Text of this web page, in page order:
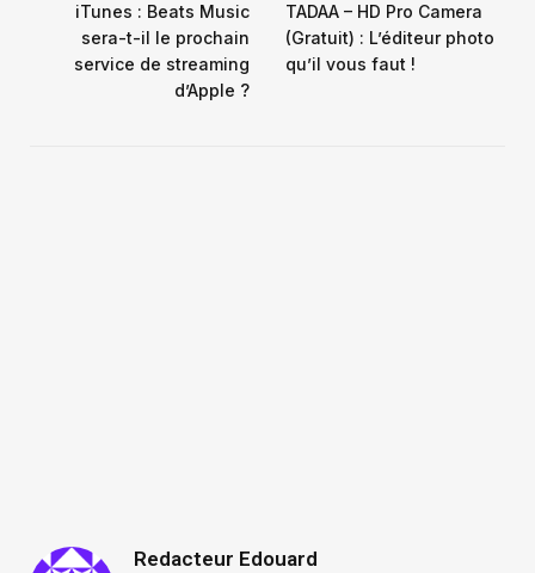
iTunes : Beats Music
sera-t-il le prochain
service de streaming
d’Apple ?
TADAA – HD Pro Camera
(Gratuit) : L’éditeur photo
qu’il vous faut !
Redacteur Edouard